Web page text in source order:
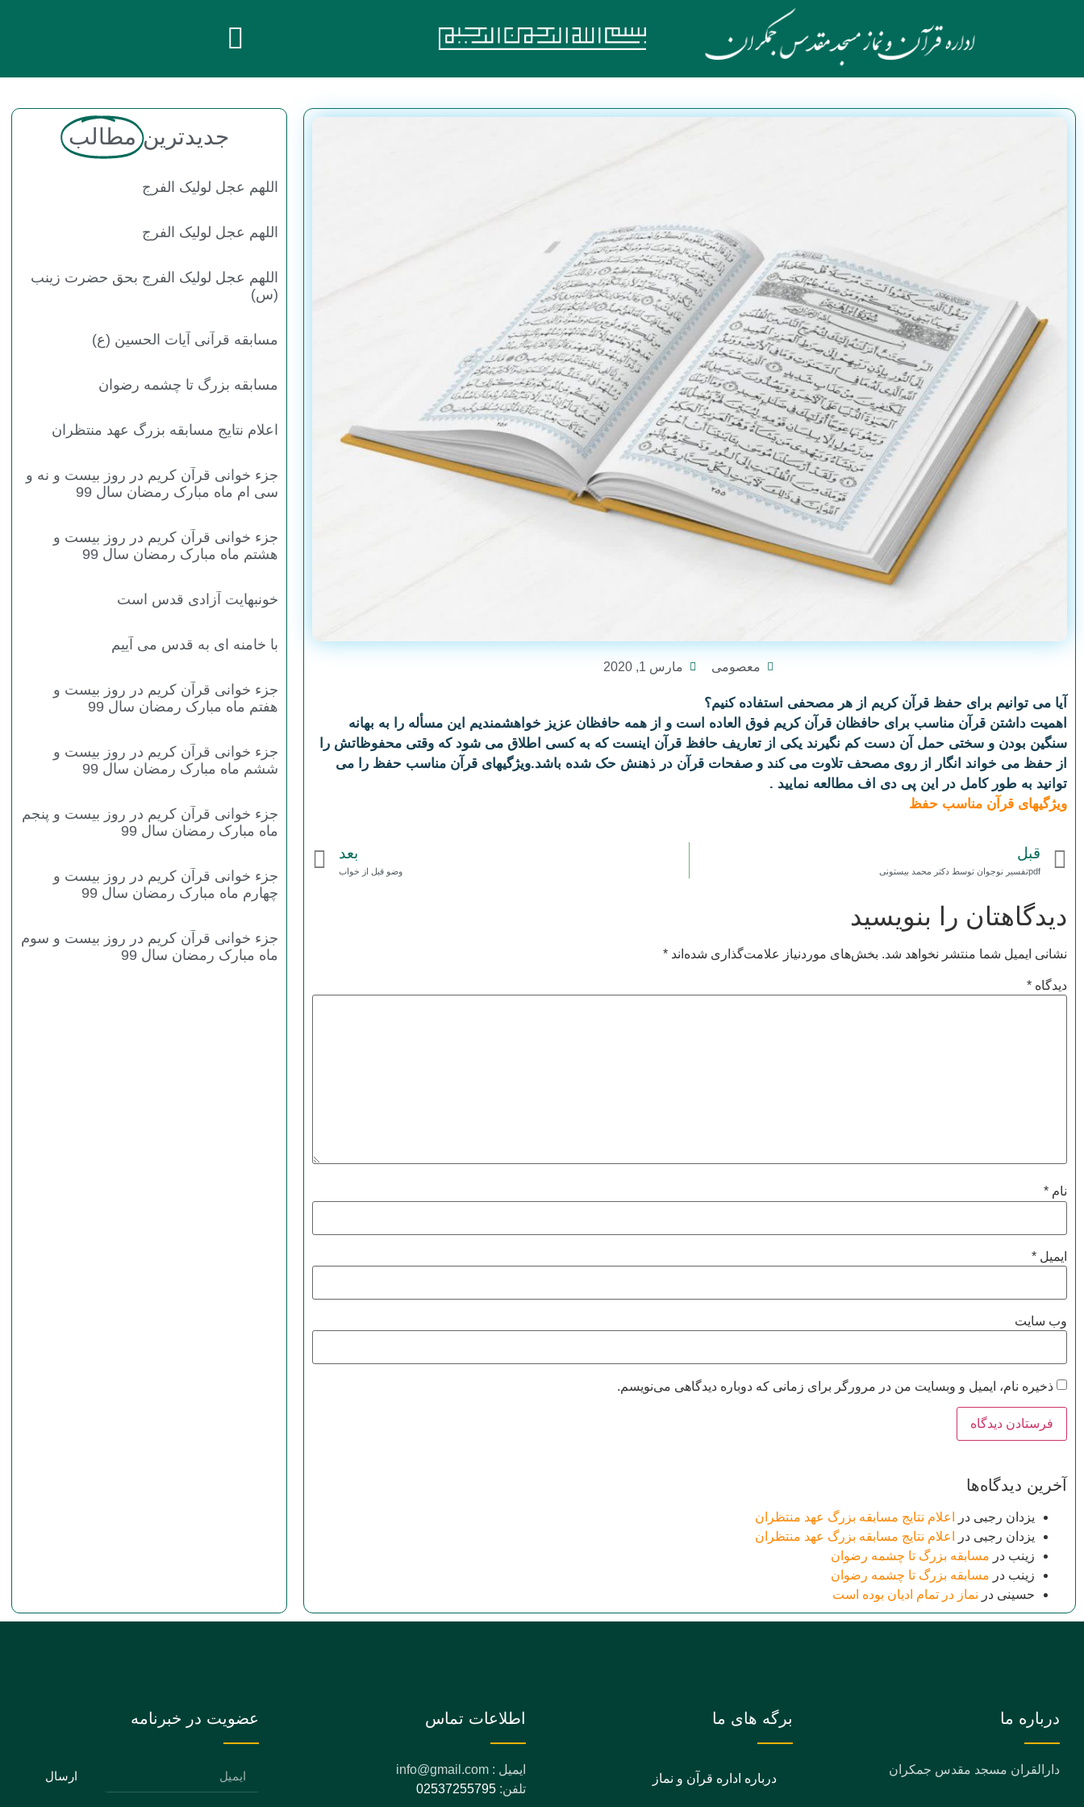
معصومی مارس 1, 2020
آیا می توانیم برای حفظ قرآن کریم از هر مصحفی استفاده کنیم؟
اهمیت داشتن قرآن مناسب برای حافظان قرآن کریم فوق العاده است و از همه حافظان عزیز خواهشمندیم این مسأله را به بهانه
سنگین بودن و سختی حمل آن دست کم نگیرند یکی از تعاریف حافظ قرآن اینست که به کسی اطلاق می شود که وقتی محفوظاتش را
از حفظ می خواند انگار از روی مصحف تلاوت می کند و صفحات قرآن در ذهنش حک شده باشد.ویژگیهای قرآن مناسب حفظ را می
توانید به طور کامل در این پی دی اف مطالعه نمایید .
ویژگیهای قرآن مناسب حفظ
قبل
pdfتفسیر نوجوان توسط دکتر محمد بیستونی
بعد
وضو قبل از خواب
دیدگاهتان را بنویسید
نشانی ایمیل شما منتشر نخواهد شد. بخش‌های موردنیاز علامت‌گذاری شده‌اند *
دیدگاه *
نام *
ایمیل *
وب‌ سایت
ذخیره نام، ایمیل و وبسایت من در مرورگر برای زمانی که دوباره دیدگاهی می‌نویسم.
آخرین دیدگاه‌ها
یزدان رجبی در
اعلام نتایج مسابقه بزرگ عهد منتظران
یزدان رجبی در
اعلام نتایج مسابقه بزرگ عهد منتظران
زینب در مسابقه بزرگ تا چشمه رضوان
زینب در مسابقه بزرگ تا چشمه رضوان
حسینی در نماز در تمام ادیان بوده است
جدیدترین مطالب
اللهم عجل لولیک الفرج
اللهم عجل لولیک الفرج
اللهم عجل لولیک الفرج بحق حضرت زینب
(س)
مسابقه قرآنی آیات الحسین (ع)
مسابقه بزرگ تا چشمه رضوان
اعلام نتایج مسابقه بزرگ عهد منتظران
جزء خوانی قرآن کریم در روز بیست و نه و
سی ام ماه مبارک رمضان سال 99
جزء خوانی قرآن کریم در روز بیست و
هشتم ماه مبارک رمضان سال 99
خونبهایت آزادی قدس است
با خامنه ای به قدس می آییم
جزء خوانی قرآن کریم در روز بیست و
هفتم ماه مبارک رمضان سال 99
جزء خوانی قرآن کریم در روز بیست و
ششم ماه مبارک رمضان سال 99
جزء خوانی قرآن کریم در روز بیست و پنجم
ماه مبارک رمضان سال 99
جزء خوانی قرآن کریم در روز بیست و
چهارم ماه مبارک رمضان سال 99
جزء خوانی قرآن کریم در روز بیست و سوم
ماه مبارک رمضان سال 99
درباره ما
دارالقران مسجد مقدس جمکران
برگه های ما
درباره اداره قرآن و نماز
اطلاعات تماس
ایمیل : info@gmail.com
تلفن: 02537255795
عضویت در خبرنامه
ارسال